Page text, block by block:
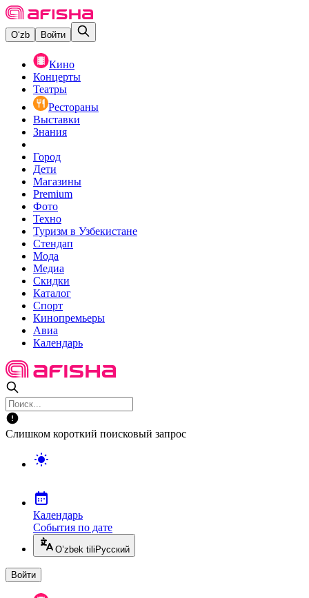
O‘zb Войти
Кино
Концерты
Театры
Рестораны
Выставки
Знания
Город
Дети
Магазины
Premium
Фото
Техно
Туризм в Узбекистане
Стендап
Мода
Медиа
Скидки
Каталог
Спорт
Кинопремьеры
Авиа
Календарь
Слишком короткий поисковый запрос
Календарь
События по дате
O’zbek tili Русский
Войти